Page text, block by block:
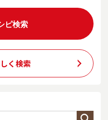
ピ検索
く検索